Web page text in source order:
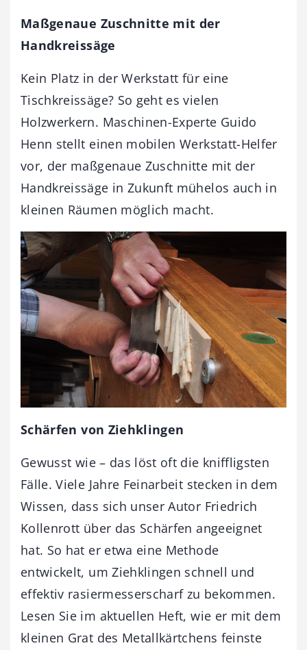
Maßgenaue Zuschnitte mit der
Handkreissäge
Kein Platz in der Werkstatt für eine
Tischkreissäge? So geht es vielen
Holzwerkern. Maschinen-Experte Guido
Henn stellt einen mobilen Werkstatt-Helfer
vor, der maßgenaue Zuschnitte mit der
Handkreissäge in Zukunft mühelos auch in
kleinen Räumen möglich macht.
Schärfen von Ziehklingen
Gewusst wie – das löst oft die kniffligsten
Fälle. Viele Jahre Feinarbeit stecken in dem
Wissen, dass sich unser Autor Friedrich
Kollenrott über das Schärfen angeeignet
hat. So hat er etwa eine Methode
entwickelt, um Ziehklingen schnell und
effektiv rasiermesserscharf zu bekommen.
Lesen Sie im aktuellen Heft, wie er mit dem
kleinen Grat des Metallkärtchens feinste